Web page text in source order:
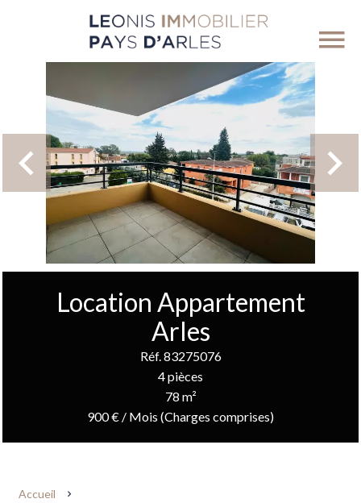
Location Appartement
Arles
Réf. 83275076
4 pièces
78 m²
900 € / Mois (Charges comprises)
Accueil